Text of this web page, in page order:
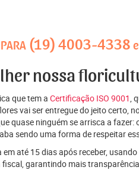
(19) 4003-4338
nossa
que tem a Certificação ISO 9001,
vai ser entregue do jeito certo,
quase ninguém se arrisca a
sendo uma forma de respeitar
até 15 dias após receber,
garantindo mais